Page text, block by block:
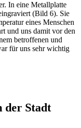
In eine Metallplatte
(Bild 6). Sie
eines Menschen
und uns damit vor den
betroffenen und
für uns sehr wichtig
der Stadt